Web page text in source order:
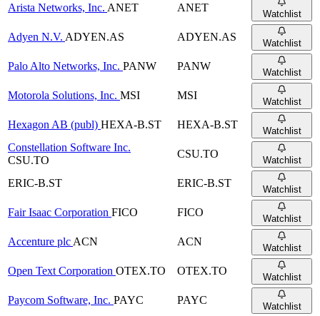
Arista Networks, Inc. ANET ANET
Watchlist
Adyen N.V. ADYEN.AS ADYEN.AS
Watchlist
Palo Alto Networks, Inc. PANW PANW
Watchlist
Motorola Solutions, Inc. MSI MSI
Watchlist
Hexagon AB (publ) HEXA-B.ST HEXA-B.ST
Watchlist
Constellation Software Inc.
CSU.TO
CSU.TO
Watchlist
ERIC-B.ST ERIC-B.ST
Watchlist
Fair Isaac Corporation FICO FICO
Watchlist
Accenture plc ACN ACN
Watchlist
Open Text Corporation OTEX.TO OTEX.TO
Watchlist
Paycom Software, Inc. PAYC PAYC
Watchlist